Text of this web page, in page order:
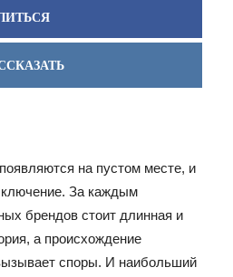
на пустом месте, и
За каждым
брендов стоит длинная и
а происхождение
споры. И наибольший